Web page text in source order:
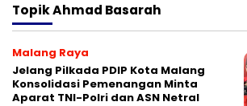
TopikAhmad Basarah
Malang Raya
Jelang Pilkada PDIP Kota Malang
Konsolidasi Pemenangan Minta
Aparat TNI-Polri dan ASN Netral